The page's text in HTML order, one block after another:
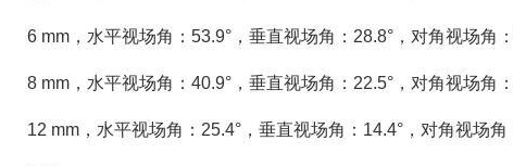
6 mm，水平视场角：53.9°，垂直视场角：28.8°，对角视场角
8 mm，水平视场角：40.9°，垂直视场角：22.5°，对角视场角
12 mm，水平视场角：25.4°，垂直视场角：14.4°，对角视场角